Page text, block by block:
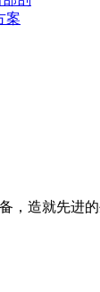
案
，造就先进